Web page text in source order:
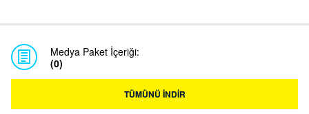
Medya Paket İçeriği:
(0)
TÜMÜNÜ İNDİR